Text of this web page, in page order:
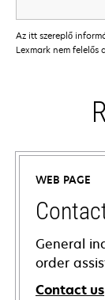
Az itt szereplő
Lexmark nem
WEB PAGE
General
order
Contact us